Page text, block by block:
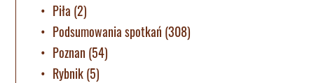
Piła (2)
Podsumowania spotkań (308)
Poznan (54)
Rybnik(5)